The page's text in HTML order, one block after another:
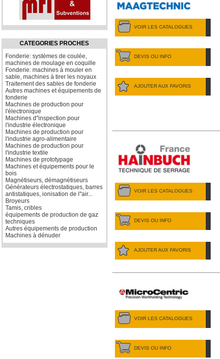
CATEGORIES PROCHES
Fonderie: systèmes de coulée,
machines de moulage en coquille
Fonderie: machines à mouler en
sable, machines à tirer les noyaux
Traitement des sables de fonderie
Autres machines et équipements de
fonderie
Machines de production pour
l'électronique
Machines d''inspection pour
l'industrie électronique
Machines de production pour
l'industrie agro-alimentaire
Machines de production pour
l'industrie textile
Machines de prototypage
Machines et équipements pour le
bois
Magnétiseurs, démagnétiseurs
Générateurs électrostatiques, barres
antistatiques, ionisation de l''air...
Broyeurs
Tamis, cribles
équipements de production de gaz
techniques
Autres équipements de production
Machines à dénuder
VOIR LES CATALOGUES
DEVIS OU INFO
AJOUTER AUX FAVORIS
VOIR LES CATALOGUES
DEVIS OU INFO
AJOUTER AUX FAVORIS
VOIR LES CATALOGUES
DEVIS OU INFO